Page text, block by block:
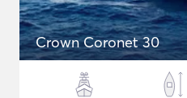
Crown Coronet 30